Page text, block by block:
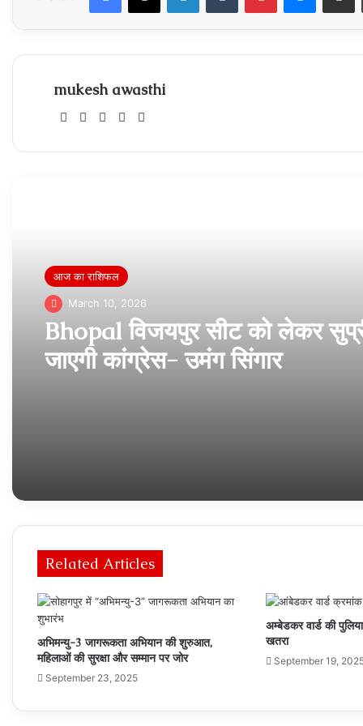
mukesh awasthi
WebsiteFacebook
X Instagram
आज का राशिफल
March 10, 2026
Bhopal विजयपुर सीट को लेकर
जाएगी कांग्रेस- उमंग सिंगार
Related Articles
अभिमन्यु-3 जागरूकता अभियान की शुरुआत,
महिलाओं की सुरक्षा और सम्मान पर जोर
September 23, 2025
अम्बेडकर वार्ड की
खतरा
September 19,